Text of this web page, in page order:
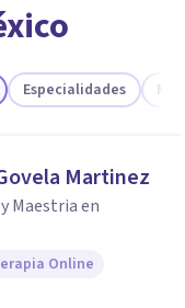
el
te ofreceremos
a tus
Especialidades
Martinez
Maestria en
Online